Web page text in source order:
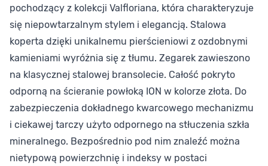
pochodzący z kolekcji Valfloriana, która charakteryzuje
się niepowtarzalnym stylem i elegancją. Stalowa
koperta dzięki unikalnemu pierścieniowi z ozdobnymi
kamieniami wyróżnia się z tłumu. Zegarek zawieszono
na klasycznej stalowej bransolecie. Całość pokryto
odporną na ścieranie powłoką ION w kolorze złota. Do
zabezpieczenia dokładnego kwarcowego mechanizmu
i ciekawej tarczy użyto odpornego na stłuczenia szkła
mineralnego. Bezpośrednio pod nim znaleźć można
nietypową powierzchnię i indeksy w postaci